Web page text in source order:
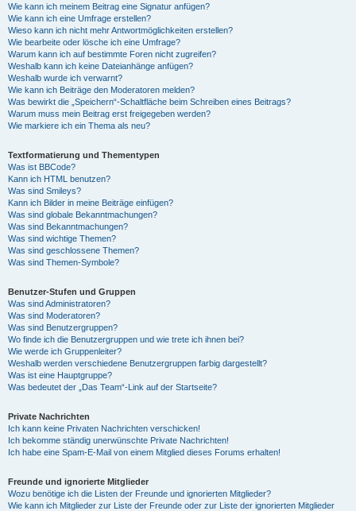
Wie kann ich meinem Beitrag eine Signatur anfügen?
Wie kann ich eine Umfrage erstellen?
Wieso kann ich nicht mehr Antwortmöglichkeiten erstellen?
Wie bearbeite oder lösche ich eine Umfrage?
Warum kann ich auf bestimmte Foren nicht zugreifen?
Weshalb kann ich keine Dateianhänge anfügen?
Weshalb wurde ich verwarnt?
Wie kann ich Beiträge den Moderatoren melden?
Was bewirkt die „Speichern“-Schaltfläche beim Schreiben eines Beitrags?
Warum muss mein Beitrag erst freigegeben werden?
Wie markiere ich ein Thema als neu?
Textformatierung und Thementypen
Was ist BBCode?
Kann ich HTML benutzen?
Was sind Smileys?
Kann ich Bilder in meine Beiträge einfügen?
Was sind globale Bekanntmachungen?
Was sind Bekanntmachungen?
Was sind wichtige Themen?
Was sind geschlossene Themen?
Was sind Themen-Symbole?
Benutzer-Stufen und Gruppen
Was sind Administratoren?
Was sind Moderatoren?
Was sind Benutzergruppen?
Wo finde ich die Benutzergruppen und wie trete ich ihnen bei?
Wie werde ich Gruppenleiter?
Weshalb werden verschiedene Benutzergruppen farbig dargestellt?
Was ist eine Hauptgruppe?
Was bedeutet der „Das Team“-Link auf der Startseite?
Private Nachrichten
Ich kann keine Privaten Nachrichten verschicken!
Ich bekomme ständig unerwünschte Private Nachrichten!
Ich habe eine Spam-E-Mail von einem Mitglied dieses Forums erhalten!
Freunde und ignorierte Mitglieder
Wozu benötige ich die Listen der Freunde und ignorierten Mitglieder?
Wie kann ich Mitglieder zur Liste der Freunde oder zur Liste der ignorierten Mitglieder